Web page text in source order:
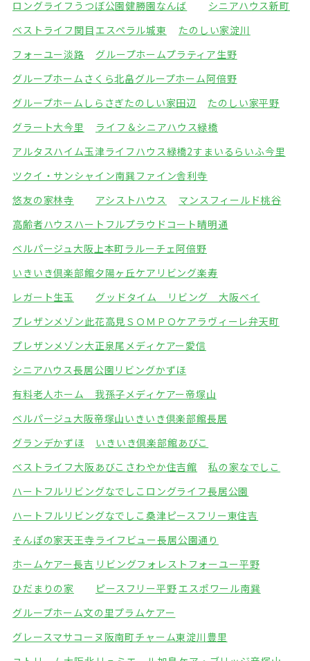
ロングライフうつぼ公園健勝園なんば
シニアハウス新町
ベストライフ関目エスペラル城東
たのしい家淀川
フォーユー淡路
グループホームプラティア生野
グループホームさくら北畠グループホーム阿倍野
グループホームしらさぎたのしい家田辺
たのしい家平野
グラート大今里
ライフ＆シニアハウス緑橋
アルタスハイム玉津ライフハウス緑橋2すまいるらいふ今里
ツクイ・サンシャイン南巽ファイン舎利寺
悠友の家林寺
アシストハウス
マンスフィールド桃谷
高齢者ハウスハートフルプラウドコート晴明通
ベルパージュ大阪上本町ラルーチェ阿倍野
いきいき倶楽部館夕陽ヶ丘ケアリビング楽寿
レガート生玉
グッドタイム リビング 大阪ベイ
プレザンメゾン此花高見 ＳＯＭＰＯケアラヴィーレ弁天町
プレザンメゾン大正泉尾 メディケアー愛信
シニアハウス長居公園 リビングかずほ
有料老人ホーム 我孫子メディケアー帝塚山
ベルパージュ大阪帝塚山いきいき倶楽部館長居
グランデかずほ
いきいき倶楽部館あびこ
ベストライフ大阪あびこ さわやか住吉館
私の家なでしこ
ハートフルリビングなでしこ ロングライフ長居公園
ハートフルリビングなでしこ桑津ピースフリー東住吉
そんぽの家天王寺ライフビュー長居公園通り
ホームケアー長吉 リビングフォレスト フォーユー平野
ひだまりの家
ピースフリー平野エスポワール南巽
グループホーム文の里プラムケアー
グレースマサコーヌ阪南町チャーム東淀川豊里